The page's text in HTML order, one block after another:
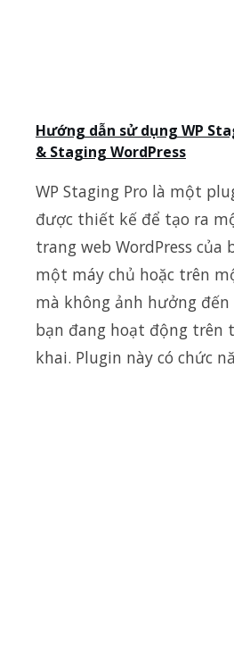
Hướng dẫn sử dụng WP
& Staging WordPress
WP Staging Pro là một
được thiết kế để tạo ra
trang web WordPress của
một máy chủ hoặc trên
mà không ảnh hưởng
bạn đang hoạt động trên
khai. Plugin này có chức